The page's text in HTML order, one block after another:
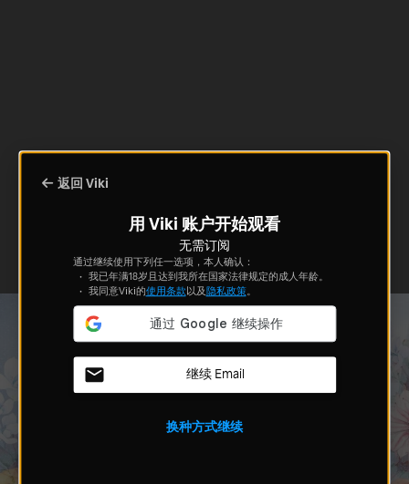
返回 Viki
用 Viki 账户开始观看
无需订阅
通过继续使用下列任一选项，本人确认：
我已年满18岁且达到我所在国家法律规定的成人年龄。
我同意Viki的使用条款以及隐私政策。
继续 Email
换种方式继续